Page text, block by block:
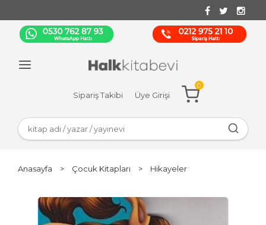
Sipariş Takibi Üye Girişi
0
Anasayfa > Çocuk Kitapları > Hikayeler